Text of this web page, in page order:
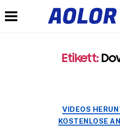
A
r
Etikett:
VIDEOS
KOSTENLOSE